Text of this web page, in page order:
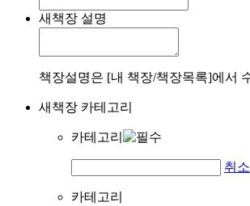
새책장 설명
책장설명은 [내 책장/책장목록]에서
새책장 카테고리
카테고리
취소
카테고리